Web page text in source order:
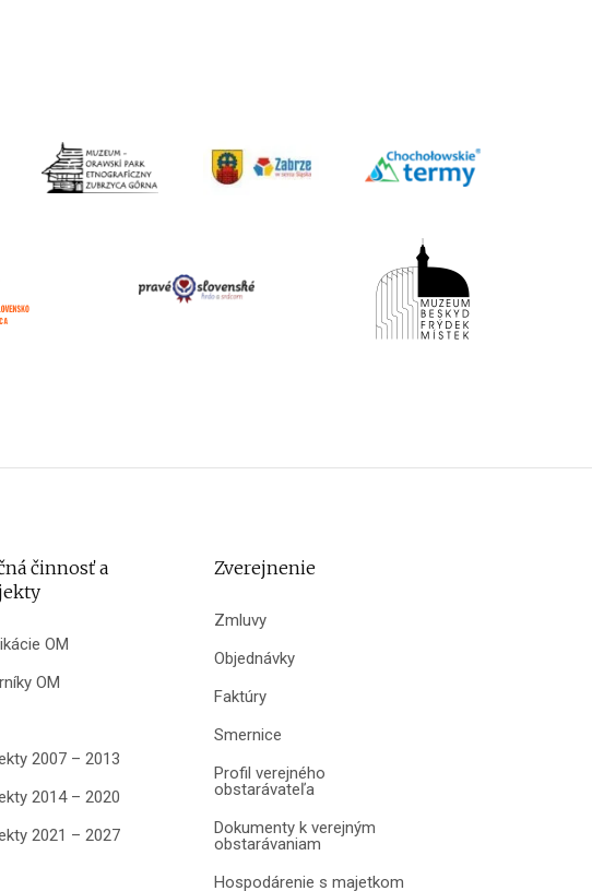
činnosť a
OM
OM
2007 – 2013
2014 – 2020
2021 – 2027
Zverejnenie
Zmluvy
Objednávky
Faktúry
Smernice
Profil verejného
obstarávateľa
Dokumenty k verejným
obstarávaniam
Hospodárenie s majetkom